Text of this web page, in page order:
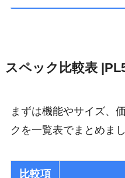
スペック比較表
まずは機能やサイズ、
クを一覧表でまとめまし
比較項